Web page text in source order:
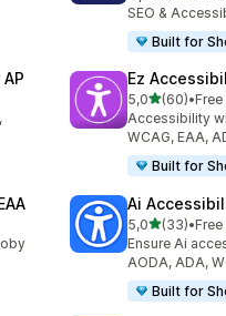
SEO &
Built for
Ez
5,0z 5 hvězd
(60)
Celkový počet
•
Accessibility
WCAG, EAA,
Built for
Ai
5,0z 5 hvězd
(33)
Celkový počet
•
Ensure Ai
AODA, ADA,
Built for